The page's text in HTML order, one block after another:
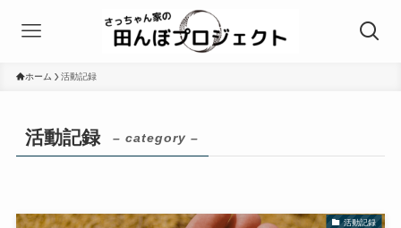
ホーム 活動記録
活動記録 – category –
活動記録